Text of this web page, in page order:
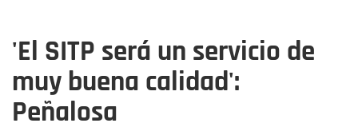
'El SITP será un servicio de
muy buena calidad':
Peñalosa